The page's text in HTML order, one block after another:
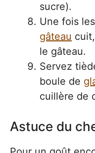
sucre).
Une fois
gâteau
le gâteau.
Servez
boule de
cuillère de
Astuce du